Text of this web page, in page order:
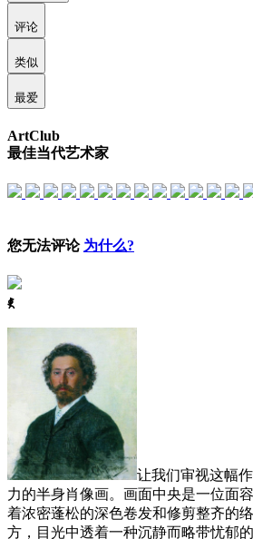
评论
类似
最爱
ArtClub
最佳当代艺术家
您无法评论 为什么?
ꈅ
让我们审视这幅
力的半身肖像画。画面中央是一位面
着浓密蓬松的深色卷发和修剪整齐的
方，目光中透着一种沉静而略带忧郁